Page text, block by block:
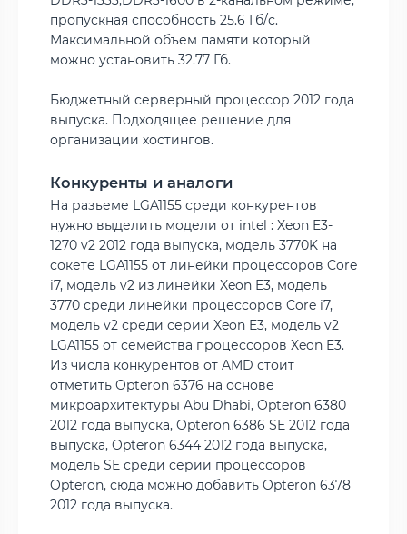
пропускная способность 25.6 Гб/с.
Максимальной объем памяти который
можно установить 32.77 Гб.
Бюджетный серверный процессор 2012 года
выпуска. Подходящее решение для
организации хостингов.
Конкуренты и аналоги
На разъеме LGA1155 среди конкурентов
нужно выделить модели от intel : Xeon E3-
1270 v2 2012 года выпуска, модель 3770K на
сокете LGA1155 от линейки процессоров Core
i7, модель v2 из линейки Xeon E3, модель
3770 среди линейки процессоров Core i7,
модель v2 среди серии Xeon E3, модель v2
LGA1155 от семейства процессоров Xeon E3.
Из числа конкурентов от AMD стоит
отметить Opteron 6376 на основе
микроархитектуры Abu Dhabi, Opteron 6380
2012 года выпуска, Opteron 6386 SE 2012 года
выпуска, Opteron 6344 2012 года выпуска,
модель SE среди серии процессоров
Opteron, сюда можно добавить Opteron 6378
2012 года выпуска.